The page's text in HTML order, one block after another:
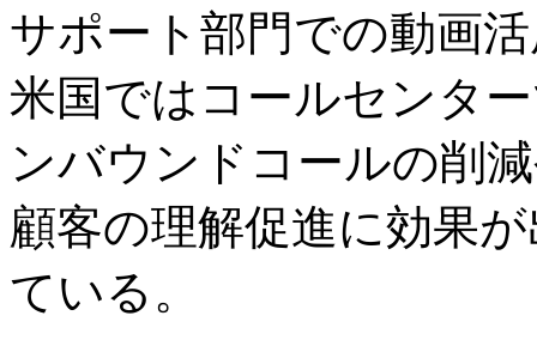
サポート部門での動画
米国ではコールセンタ
ンバウンドコールの削
顧客の理解促進に効果
ている。